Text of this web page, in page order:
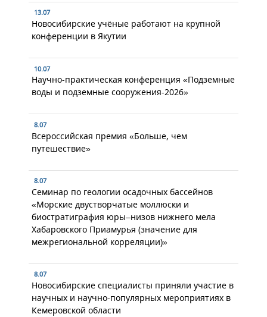
13.07
Новосибирские учёные работают на крупной
конференции в Якутии
10.07
Научно-практическая конференция «Подземные
воды и подземные сооружения-2026»
8.07
Всероссийская премия «Больше, чем
путешествие»
8.07
Семинар по геологии осадочных бассейнов
«Морские двустворчатые моллюски и
биостратиграфия юры–низов нижнего мела
Хабаровского Приамурья (значение для
межрегиональной корреляции)»
8.07
Новосибирские специалисты приняли участие в
научных и научно-популярных мероприятиях в
Кемеровской области